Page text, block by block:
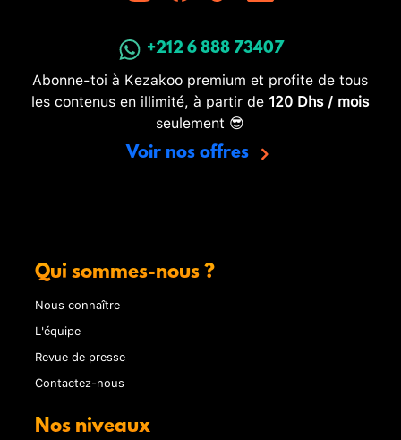
+212 6 888 73407
Abonne-toi à Kezakoo premium et profite de tous
les contenus en illimité, à partir de 120 Dhs / mois
seulement 😎
Voir nos offres
Qui sommes-nous ?
Nous connaître
L'équipe
Revue de presse
Contactez-nous
Nos niveaux